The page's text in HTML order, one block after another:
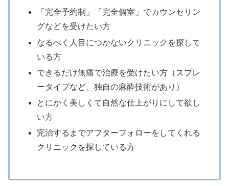
「完全予約制」「完全個室」でカウンセリン
グなどを受けたい方
なるべく人目につかないクリニックを探して
いる方
できるだけ無痛で治療を受けたい方（スプレ
ータイプなど、独自の麻酔技術があり）
とにかく美しくて自然な仕上がりにして欲し
い方
完治するまでアフターフォローをしてくれる
クリニックを探している方